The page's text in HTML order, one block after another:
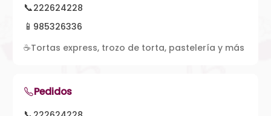
📞222624228
📱 985326336
☕Tortas express, trozo de torta, pastelería y más
Pedidos